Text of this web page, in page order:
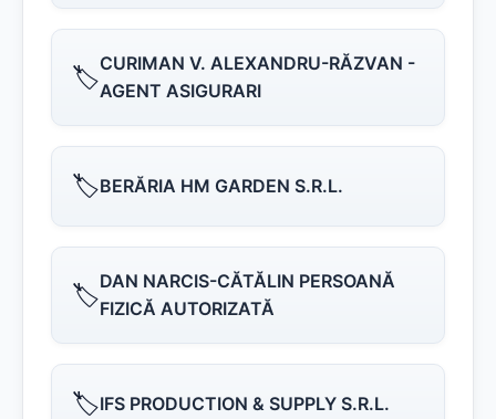
🏷️CURIMAN V. ALEXANDRU-RĂZVAN -
AGENT ASIGURARI
🏷️BERĂRIA HM GARDEN S.R.L.
🏷️DAN NARCIS-CĂTĂLIN PERSOANĂ
FIZICĂ AUTORIZATĂ
🏷️IFS PRODUCTION & SUPPLY S.R.L.